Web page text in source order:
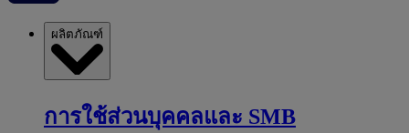
ผลิตภัณฑ์
การใช้ส่วนบุคคลและ SMB